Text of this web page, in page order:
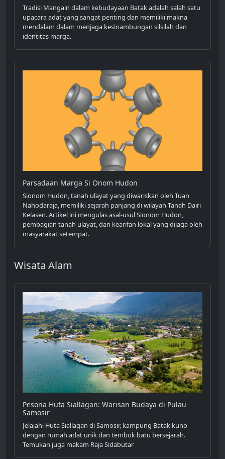
Tradisi Mangain dalam kebudayaan Batak adalah salah satu
upacara adat yang sangat penting dan memiliki makna
mendalam dalam menjaga kesinambungan silsilah dan
identitas marga.
Parsadaan Marga Si Onom Hudon
Sionom Hudon, tanah ulayat yang diwariskan oleh Tuan
Nahodaraja, memiliki sejarah panjang di wilayah Tanah Dairi
Kelasen. Artikel ini mengulas asal-usul Sionom Hudon,
pembagian tanah ulayat, dan kearifan lokal yang dijaga oleh
masyarakat setempat.
Wisata Alam
Pesona Huta Siallagan: Warisan Budaya di Pulau
Samosir
Jelajahi Huta Siallagan di Samosir, kampung Batak kuno
dengan rumah adat unik dan tembok batu bersejarah.
Temukan juga makam Raja Sidabutar